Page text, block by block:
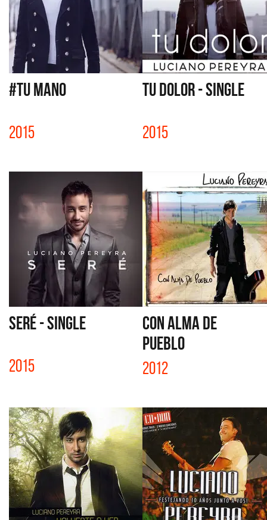
#TU MANO
2015
TU DOLOR - SINGLE
2015
SERÉ - SINGLE
2015
CON ALMA DE
PUEBLO
2012